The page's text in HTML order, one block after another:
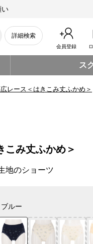
い
詳細検索
会員登録
ス
レース＜はきこみ丈ふかめ＞
こみ丈ふかめ＞
地のショーツ
ブルー